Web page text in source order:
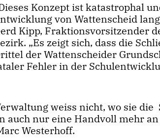
Konzept ist katastrophal
von Wattenscheid
Kipp, Fraktionsvorsitzender
„Es zeigt sich, dass die
der Wattenscheider
Fehler in der
weiss nicht, wo sie die
nur eine Handvoll mehr
Westerhoff.